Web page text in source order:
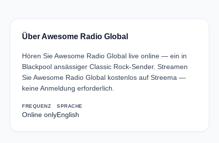
Über Awesome Radio Global
Hören Sie Awesome Radio Global live online — ein in
Blackpool ansässiger Classic Rock-Sender. Streamen
Sie Awesome Radio Global kostenlos auf Streema —
keine Anmeldung erforderlich.
FREQUENZ
Online only
SPRACHE
English